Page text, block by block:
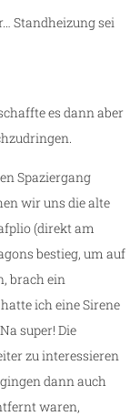
Standheizung sei
es dann aber
Spaziergang
wir uns die alte
(direkt am
bestieg, um auf
brach ein
ich eine Sirene
super! Die
zu interessieren
dann auch
waren,